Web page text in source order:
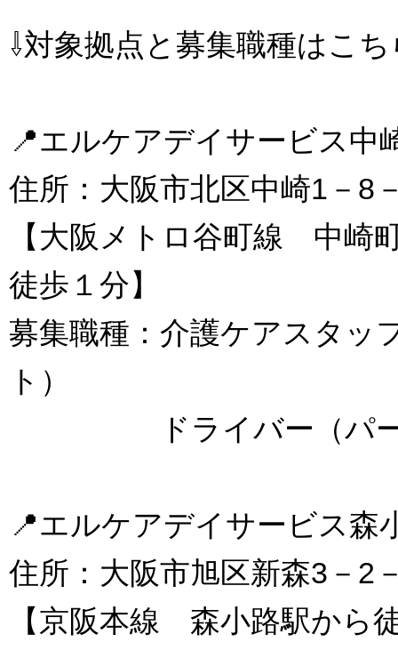
⇩対象拠点と募集職種はこち
📍エルケアデイサービス
住所：大阪市北区中崎1－8
【大阪メトロ谷町線 中崎
徒歩１分】
募集職種：介護ケアスタッ
ト）
ドライバー（パー
📍エルケアデイサービス
住所：大阪市旭区新森3－2
【京阪本線 森小路駅から